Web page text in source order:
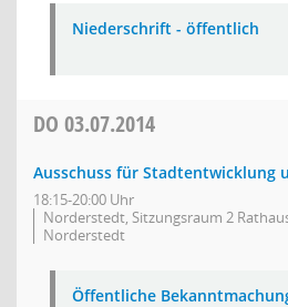
Niederschrift - öffentlich
DO 03.07.2014
Ausschuss für Stadtentwicklung
18:15-20:00 Uhr
Norderstedt, Sitzungsraum 2
Norderstedt
Öffentliche